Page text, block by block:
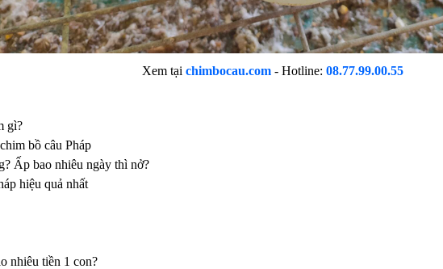
Xem tại chimbocau.com- Hotline: 08.77.99.00.55
gì?
bồ câu Pháp
Ấp bao nhiêu ngày thì nở?
hiệu quả nhất
nhiêu tiền 1 con?